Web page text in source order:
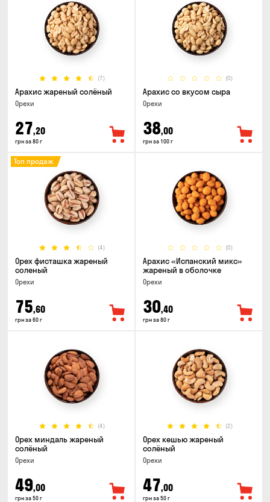
(7)
Арахис жареный солёный
Орехи
27,20
грн за 80 г
(0)
Арахис со вкусом сыра
Орехи
38,00
грн за 100 г
(4)
Топ продаж
Орех фисташка жареный
соленый
Орехи
75,60
грн за 60 г
(0)
Арахис «Испанский микс»
жареный в оболочке
Орехи
30,40
грн за 80 г
(4)
Орех миндаль жареный
солёный
Орехи
49,00
грн за 50 г
(2)
Орех кешью жареный
солёный
Орехи
47,00
грн за 50 г